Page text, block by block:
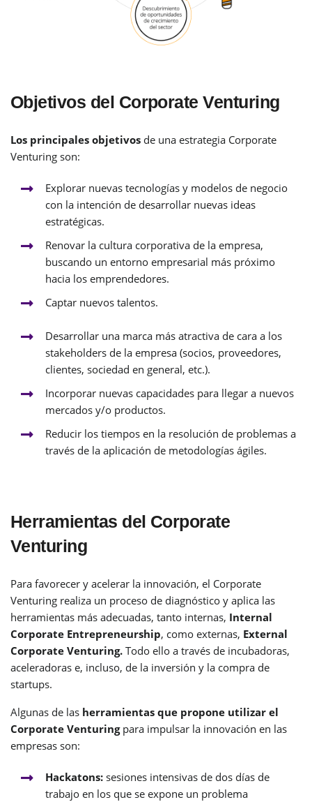
Objetivos del Corporate Venturing
Los principales objetivos de una estrategia Corporate
Venturing son:
Explorar nuevas tecnologías y modelos de negocio
con la intención de desarrollar nuevas ideas
estratégicas.
Renovar la cultura corporativa de la empresa,
buscando un entorno empresarial más próximo
hacia los emprendedores.
Captar nuevos talentos.
Desarrollar una marca más atractiva de cara a los
stakeholders de la empresa (socios, proveedores,
clientes, sociedad en general, etc.).
Incorporar nuevas capacidades para llegar a nuevos
mercados y/o productos.
Reducir los tiempos en la resolución de problemas a
través de la aplicación de metodologías ágiles.
Herramientas del Corporate
Venturing
Para favorecer y acelerar la innovación, el Corporate
Venturing realiza un proceso de diagnóstico y aplica las
herramientas más adecuadas, tanto internas, Internal
Corporate Entrepreneurship, como externas, External
Corporate Venturing. Todo ello a través de incubadoras,
aceleradoras e, incluso, de la inversión y la compra de
startups.
Algunas de las herramientas que propone utilizar el
Corporate Venturingpara impulsar la innovación en las
empresas son:
Hackatons: sesiones intensivas de dos días de
trabajo en los que se expone un problema